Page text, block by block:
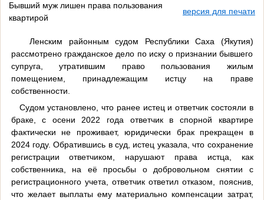
Бывший муж лишен права пользования
квартирой
версия для печати
Ленским районным судом Республики Саха (Якутия)
рассмотрено гражданское дело по иску о признании бывшего
супруга, утратившим право пользования жилым
помещением, принадлежащим истцу на праве
собственности.
Судом установлено, что ранее истец и ответчик состояли в
браке, с осени 2022 года ответчик в спорной квартире
фактически не проживает, юридически брак прекращен в
2024 году. Обратившись в суд, истец указала, что сохранение
регистрации ответчиком, нарушают права истца, как
собственника, на её просьбы о добровольном снятии с
регистрационного учета, ответчик ответил отказом, пояснив,
что желает выплаты ему материально компенсации затрат,